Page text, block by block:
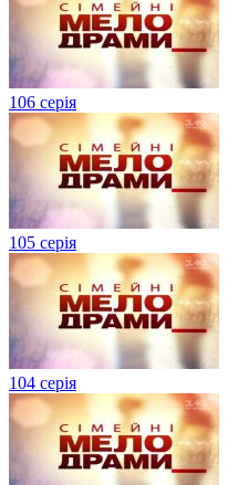
106 серія
105 серія
104 серія